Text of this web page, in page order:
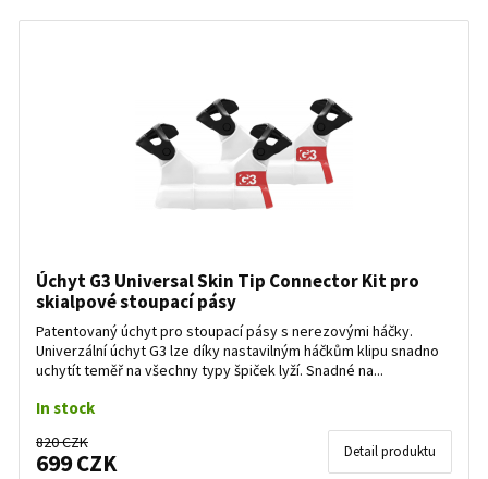
Úchyt G3 Universal Skin Tip Connector Kit pro
skialpové stoupací pásy
Patentovaný úchyt pro stoupací pásy s nerezovými háčky.
Univerzální úchyt G3 lze díky nastavilným háčkům klipu snadno
uchytít teměř na všechny typy špiček lyží. Snadné na...
In stock
820 CZK
699 CZK Detail produktu